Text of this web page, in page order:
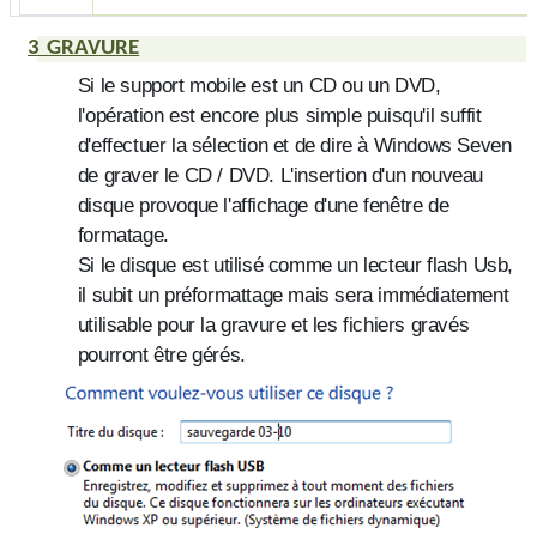
3 GRAVURE
Si le support mobile est un CDou un DVD,
l'opération est encore plus simple puisqu'il suffit
d'effectuer la sélection et de dire à Windows Seven
de graver le CD/ DVD. L'insertion d'un nouveau
disque provoque l'affichage d'une fenêtre de
formatage.
Si le disque est utilisé comme un lecteur flash Usb,
il subit un préformattage mais sera immédiatement
utilisable pour la gravure et les fichiers gravés
pourront être gérés.